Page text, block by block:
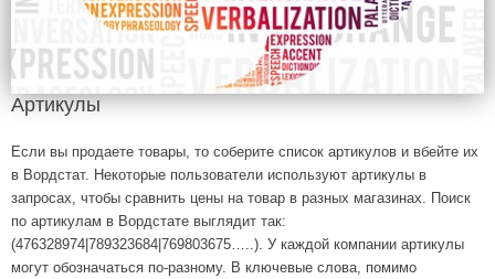
Артикулы
Если вы продаете товары, то соберите список артикулов и вбейте их
в Вордстат. Некоторые пользователи используют артикулы в
запросах, чтобы сравнить цены на товар в разных магазинах. Поиск
по артикулам в Вордстате выглядит так:
(476328974|789323684|769803675…..). У каждой компании артикулы
могут обозначаться по-разному. В ключевые слова, помимо